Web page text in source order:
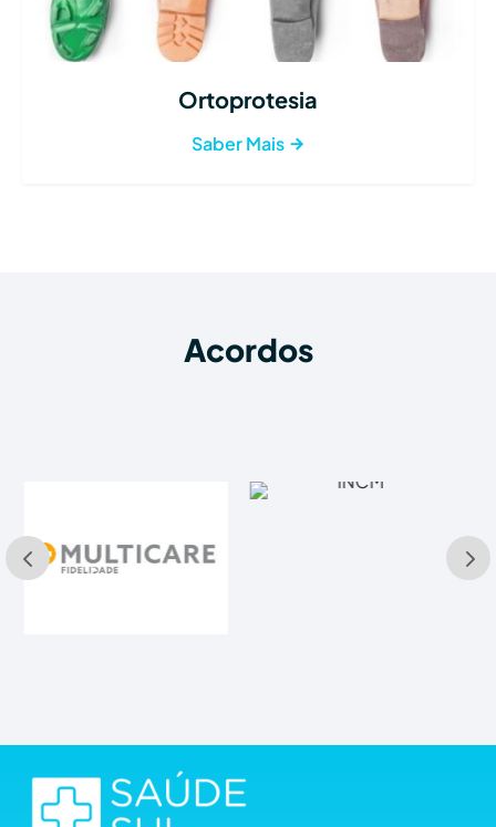
Ortoprotesia
Saber Mais
Acordos